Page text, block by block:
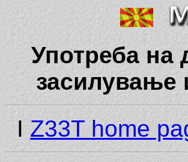
Употреба на
засилување
IZ33T home